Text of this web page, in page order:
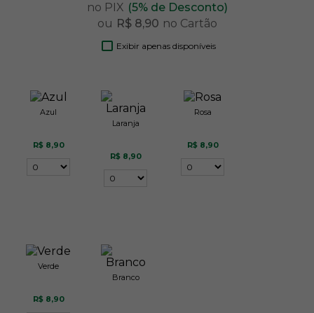
no PIX (5% de Desconto)
ou R$ 8,90 no Cartão
Exibir apenas disponíveis
Azul
R$ 8,90
Laranja
R$ 8,90
Rosa
R$ 8,90
Verde
R$ 8,90
Branco